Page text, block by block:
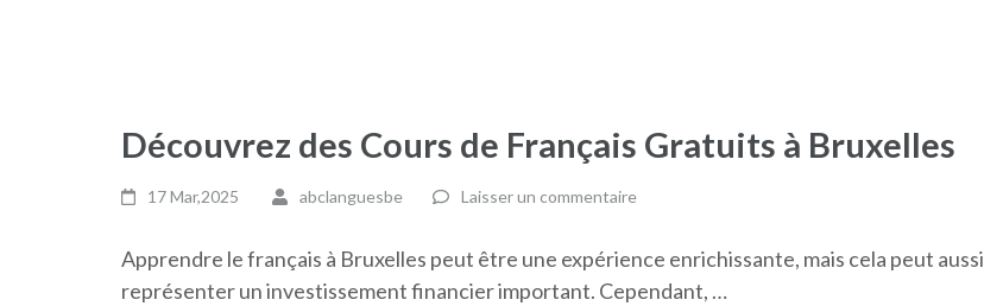
Découvrez des Cours de Français Gratuits à Bruxelles
17 Mar,2025 abclanguesbe Laisser un commentaire
Apprendre le français à Bruxelles peut être une expérience enrichissante, mais cela peut aussi
représenter un investissement financier important. Cependant, …